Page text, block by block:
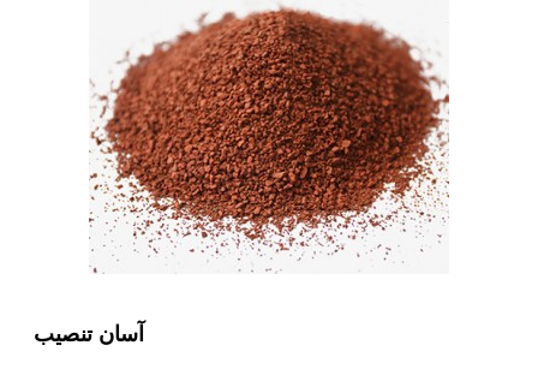
آسان تنصيب